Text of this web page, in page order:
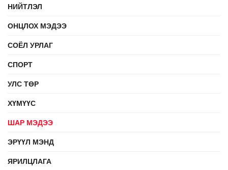
НИЙТЛЭЛ
ОНЦЛОХ МЭДЭЭ
СОЁЛ УРЛАГ
СПОРТ
УЛС ТӨР
ХҮМҮҮС
ШАР МЭДЭЭ
ЭРҮҮЛ МЭНД
ЯРИЛЦЛАГА